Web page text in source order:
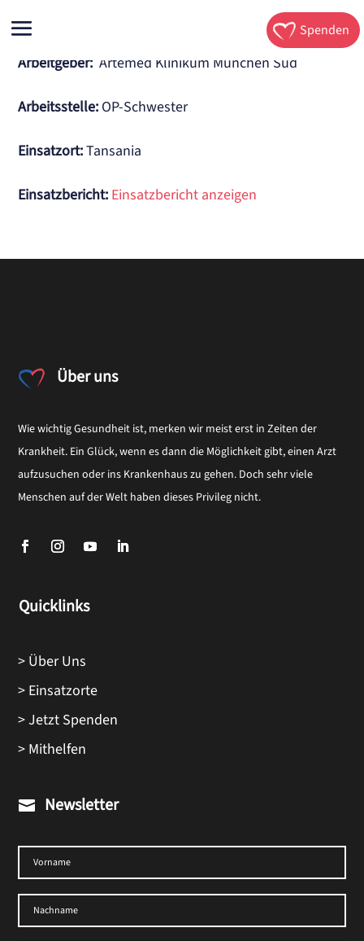
Spenden
Arbeitgeber: Artemed Klinikum München Süd
Arbeitsstelle: OP-Schwester
Einsatzort:Tansania
Einsatzbericht: Einsatzbericht anzeigen
Über uns
Wie wichtig Gesundheit ist, merken wir meist erst in Zeiten der
Krankheit. Ein Glück, wenn es dann die Möglichkeit gibt, einen Arzt
aufzusuchen oder ins Krankenhaus zu gehen. Doch sehr viele
Menschen auf der Welt haben dieses Privileg nicht.
Quicklinks
> Über Uns
> Einsatzorte
> Jetzt Spenden
> Mithelfen
 Newsletter